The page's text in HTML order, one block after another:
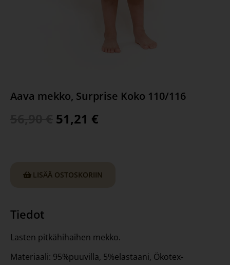
Aava mekko, Surprise Koko 110/116
51,21 €
LISÄÄ OSTOSKORIIN
Tiedot
Lasten pitkähihaihen mekko.
Materiaali: 95%puuvilla, 5%elastaani, Ökotex-